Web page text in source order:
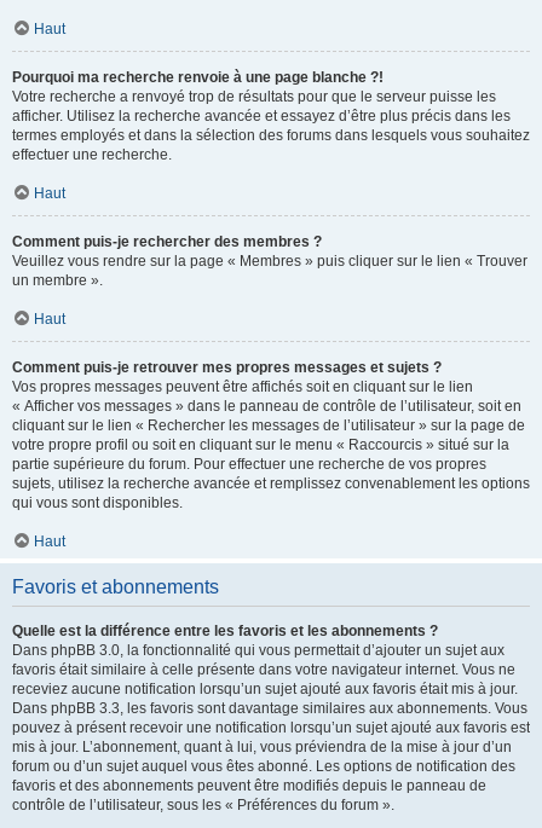
Haut
Pourquoi ma recherche renvoie à une page blanche ?!
Votre recherche a renvoyé trop de résultats pour que le serveur puisse les
afficher. Utilisez la recherche avancée et essayez d’être plus précis dans les
termes employés et dans la sélection des forums dans lesquels vous souhaitez
effectuer une recherche.
Haut
Comment puis-je rechercher des membres ?
Veuillez vous rendre sur la page « Membres » puis cliquer sur le lien « Trouver
un membre ».
Haut
Comment puis-je retrouver mes propres messages et sujets ?
Vos propres messages peuvent être affichés soit en cliquant sur le lien
« Afficher vos messages » dans le panneau de contrôle de l’utilisateur, soit en
cliquant sur le lien « Rechercher les messages de l’utilisateur » sur la page de
votre propre profil ou soit en cliquant sur le menu « Raccourcis » situé sur la
partie supérieure du forum. Pour effectuer une recherche de vos propres
sujets, utilisez la recherche avancée et remplissez convenablement les options
qui vous sont disponibles.
Haut
Favoris et abonnements
Quelle est la différence entre les favoris et les abonnements ?
Dans phpBB 3.0, la fonctionnalité qui vous permettait d’ajouter un sujet aux
favoris était similaire à celle présente dans votre navigateur internet. Vous ne
receviez aucune notification lorsqu’un sujet ajouté aux favoris était mis à jour.
Dans phpBB 3.3, les favoris sont davantage similaires aux abonnements. Vous
pouvez à présent recevoir une notification lorsqu’un sujet ajouté aux favoris est
mis à jour. L’abonnement, quant à lui, vous préviendra de la mise à jour d’un
forum ou d’un sujet auquel vous êtes abonné. Les options de notification des
favoris et des abonnements peuvent être modifiés depuis le panneau de
contrôle de l’utilisateur, sous les « Préférences du forum ».